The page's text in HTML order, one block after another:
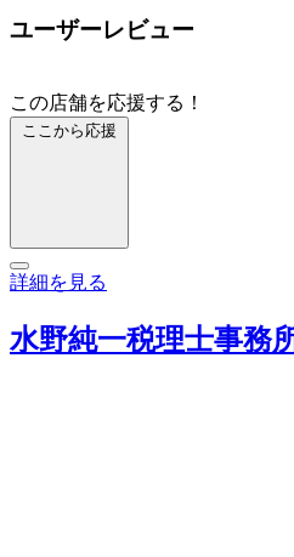
ユーザーレビュー
この店舗を応援する！
ここから応援
詳細を見る
水野純一税理士事務